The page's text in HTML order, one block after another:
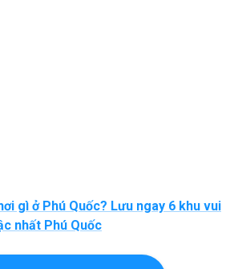
gì ở Phú Quốc? Lưu ngay 6 khu vui
nhất Phú Quốc